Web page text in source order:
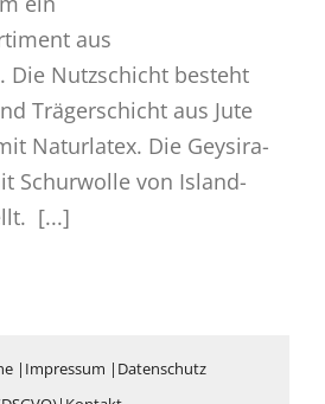
aus
Die Nutzschicht besteht
Trägerschicht aus Jute
Naturlatex. Die Geysira-
Schurwolle von Island-
[...]
| Impressum | Datenschutz